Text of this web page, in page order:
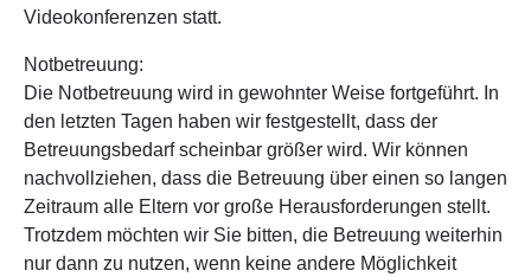
Videokonferenzen statt.
Notbetreuung:
Die Notbetreuung wird in gewohnter Weise fortgeführt. In
den letzten Tagen haben wir festgestellt, dass der
Betreuungsbedarf scheinbar größer wird. Wir können
nachvollziehen, dass die Betreuung über einen so langen
Zeitraum alle Eltern vor große Herausforderungen stellt.
Trotzdem möchten wir Sie bitten, die Betreuung weiterhin
nur dann zu nutzen, wenn keine andere Möglichkeit